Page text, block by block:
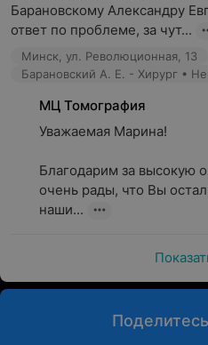
Барановскому Александру
ответ по проблеме, за чут...
Минск, ул. Революционная, 13
Барановский А. Е. - Хирург •
МЦ Томография
Уважаемая Марина!
Благодарим за высокую
очень рады, что Вы
наши...